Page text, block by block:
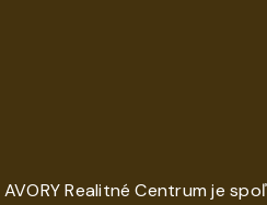
AVORY Realitné Centrum je